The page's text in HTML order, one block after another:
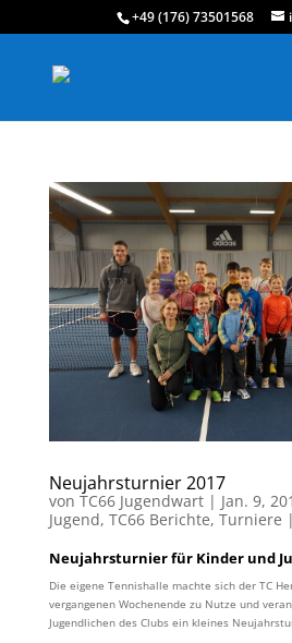
+49 (176) 73501568
Neujahrsturnier 2017
von TC66 Jugendwart| Jan. 9,
Jugend, TC66 Berichte, Turniere |
Neujahrsturnier für Kinder und
Die eigene Tennishalle machte sich der TC
vergangenen Wochenende zu Nutze und
Jugendlichen des Clubs ein kleines